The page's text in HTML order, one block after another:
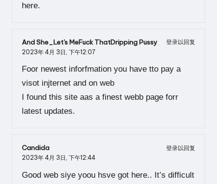
here.
And She_Let's MeFuck ThatDripping Pussy
登录以回复
2023年 4月 3日, 下午12:07
Foor newest inforfmation you have tto pay a
visot injternet and on web
I found this site aas a finest webb page forr
latest updates.
Candida
登录以回复
2023年 4月 3日, 下午12:44
Good web siye yoou hsve got here.. It’s difficult